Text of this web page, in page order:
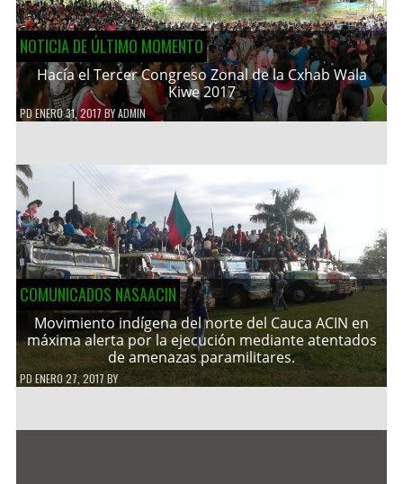
NOTICIA DE ÚLTIMO MOMENTO
Hacía el Tercer Congreso Zonal de la Cxhab Wala
Kiwe 2017
PDENERO 31, 2017 BYADMIN
COMUNICADOS NASAACIN
Movimiento indígena del norte del Cauca ACIN en
máxima alerta por la ejecución mediante atentados
de amenazas paramilitares.
PDENERO 27, 2017 BY